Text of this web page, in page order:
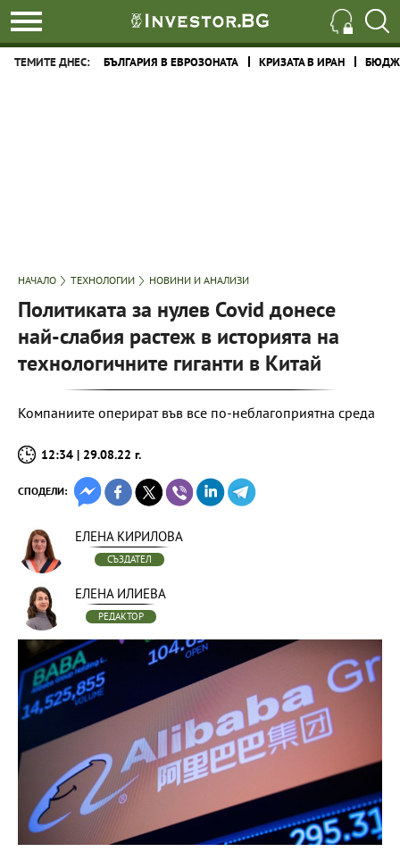
ТЕМИТЕ ДНЕС: БЪЛГАРИЯ В ЕВРОЗОНАТА КРИЗАТА В ИРАН
НАЧАЛО ТЕХНОЛОГИИ НОВИНИ И АНАЛИЗИ
Политиката за нулев Covid донесе
най-слабия растеж в историята на
технологичните гиганти в Китай
Компаниите оперират във все по-неблагоприятна среда
12:34 | 29.08.22 г.
СПОДЕЛИ:
ЕЛЕНА КИРИЛОВА
СЪЗДАТЕЛ
ЕЛЕНА ИЛИЕВА
РЕДАКТОР